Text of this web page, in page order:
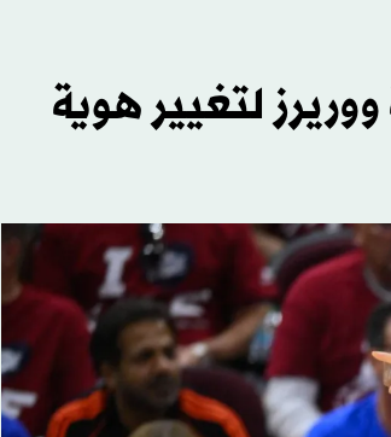
لتغيير هوية